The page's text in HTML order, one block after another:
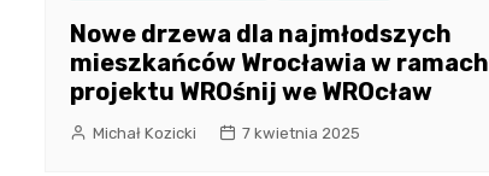
Nowe drzewa dla najmłodszych
mieszkańców Wrocławia w ramach
projektu WROśnij we WROcław
Michał Kozicki 7 kwietnia 2025